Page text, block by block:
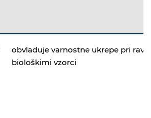
obvladuje varnostne ukrepe pri
biološkimi vzorci